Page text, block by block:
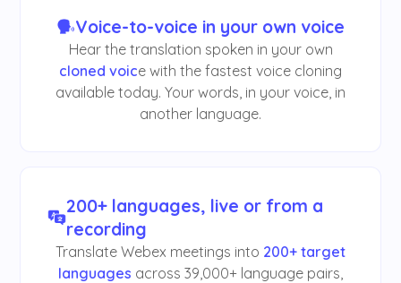
Voice-to-voice in your own voice
Hear the translation spoken in your own
cloned voice with the fastest voice cloning
available today. Your words, in your voice, in
another language.
200+ languages, live or from a
recording
Translate Webex meetings into 200+ target
languages across 39,000+ language pairs,